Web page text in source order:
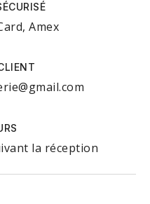
Amex
la réception